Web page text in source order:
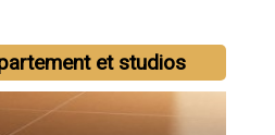
et studios